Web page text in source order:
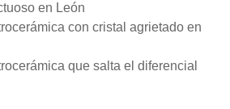
en León
con cristal agrietado en
que salta el diferencial